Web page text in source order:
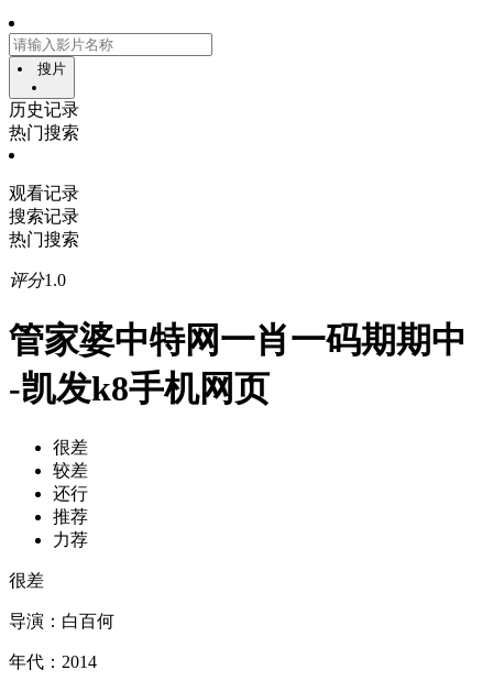
搜片
历史记录
热门搜索
观看记录
搜索记录
热门搜索
评分1.0
管家婆中特网一肖一码期期中
-凯发k8手机网页
很差
较差
还行
推荐
力荐
很差
导演： 白百何
年代： 2014